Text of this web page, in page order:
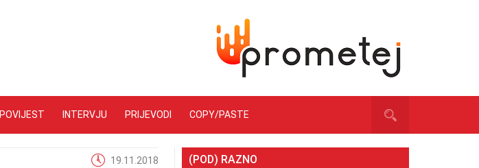
POVIJEST INTERVJU PRIJEVODI COPY/PASTE
19.11.2018 (POD) RAZNO